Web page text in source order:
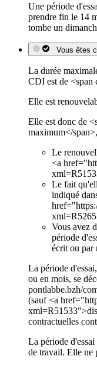
Une période
prendre fin le 14
tombe un
Vous êtes
La durée
CDI est de <span
Elle est
Elle est donc de
maximum</
Le
<a
Le fait
indiqué
Vous avez
période
écrit ou par
La période
ou en mois, se
pontlabbe.bzh/
(sauf <a
contractuelles
La période
de travail. Elle ne